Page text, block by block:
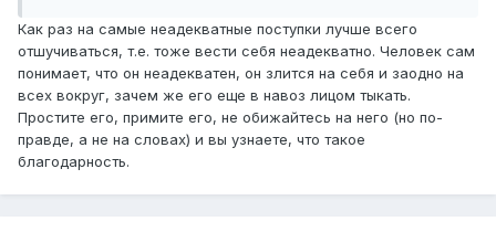
Как раз на самые неадекватные поступки лучше всего
отшучиваться, т.е. тоже вести себя неадекватно. Человек сам
понимает, что он неадекватен, он злится на себя и заодно на
всех вокруг, зачем же его еще в навоз лицом тыкать.
Простите его, примите его, не обижайтесь на него (но по-
правде, а не на словах) и вы узнаете, что такое
благодарность.